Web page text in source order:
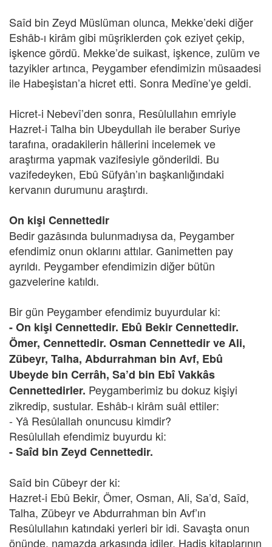
Saîd bin Zeyd Müslüman olunca, Mekke’deki diğer
Eshâb-ı kirâm gibi müşriklerden çok eziyet çekip,
işkence gördü. Mekke’de suikast, işkence, zulüm ve
tazyikler artınca, Peygamber efendimizin müsaadesi
ile Habeşistan’a hicret etti. Sonra Medîne’ye geldi.
Hicret-i Nebevî’den sonra, Resûlullahın emriyle
Hazret-i Talha bin Ubeydullah ile beraber Suriye
tarafına, oradakilerin hâllerini incelemek ve
araştırma yapmak vazifesiyle gönderildi. Bu
vazifedeyken, Ebû Süfyân’ın başkanlığındaki
kervanın durumunu araştırdı.
On kişi Cennettedir
Bedir gazâsında bulunmadıysa da, Peygamber
efendimiz onun oklarını attılar. Ganimetten pay
ayrıldı. Peygamber efendimizin diğer bütün
gazvelerine katıldı.
Bir gün Peygamber efendimiz buyurdular ki:
- On kişi Cennettedir. Ebû Bekir Cennettedir.
Ömer, Cennettedir. Osman Cennettedir ve Ali,
Zübeyr, Talha, Abdurrahman bin Avf, Ebû
Ubeyde bin Cerrâh, Sa’d bin Ebî Vakkâs
Cennettedirler. Peygamberimiz bu dokuz kişiyi
zikredip, sustular. Eshâb-ı kirâm suâl ettiler:
- Yâ Resûlallah onuncusu kimdir?
Resûlullah efendimiz buyurdu ki:
- Saîd bin Zeyd Cennettedir.
Saîd bin Cübeyr der ki:
Hazret-i Ebû Bekir, Ömer, Osman, Ali, Sa’d, Saîd,
Talha, Zübeyr ve Abdurrahman bin Avf’ın
Resûlullahın katındaki yerleri bir idi. Savaşta onun
önünde, namazda arkasında idiler. Hadis kitaplarının